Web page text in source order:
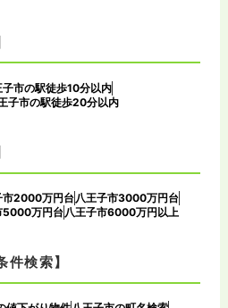
子市の駅徒歩10分以内
子市の駅徒歩20分以内
市2000万円台 八王子市3000万円台
5000万円台 八王子市6000万円以上
件検索】